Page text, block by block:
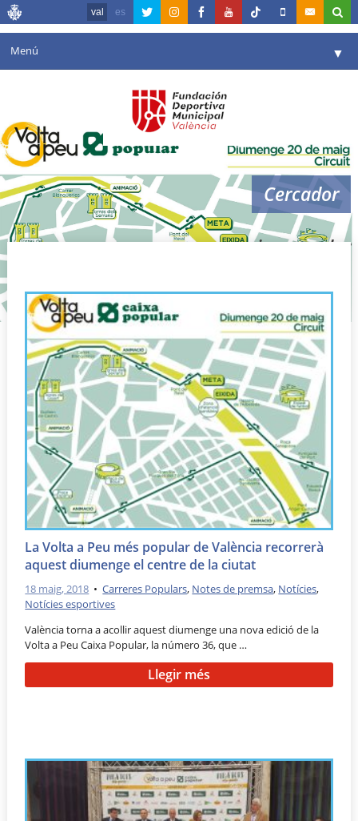
val es
Menú ▼
Agenda
Instal·lacions ▼
Comunicació ▼
València en esport
Reserves
Cercador
caixa popular
La Volta a Peu més popular de València recorrerà
aquest diumenge el centre de la ciutat
18 maig, 2018 •Carreres Populars, Notes de premsa, Notícies,
Notícies esportives
València torna a acollir aquest diumenge una nova edició de la
Volta a Peu Caixa Popular, la número 36, que …
Llegir més